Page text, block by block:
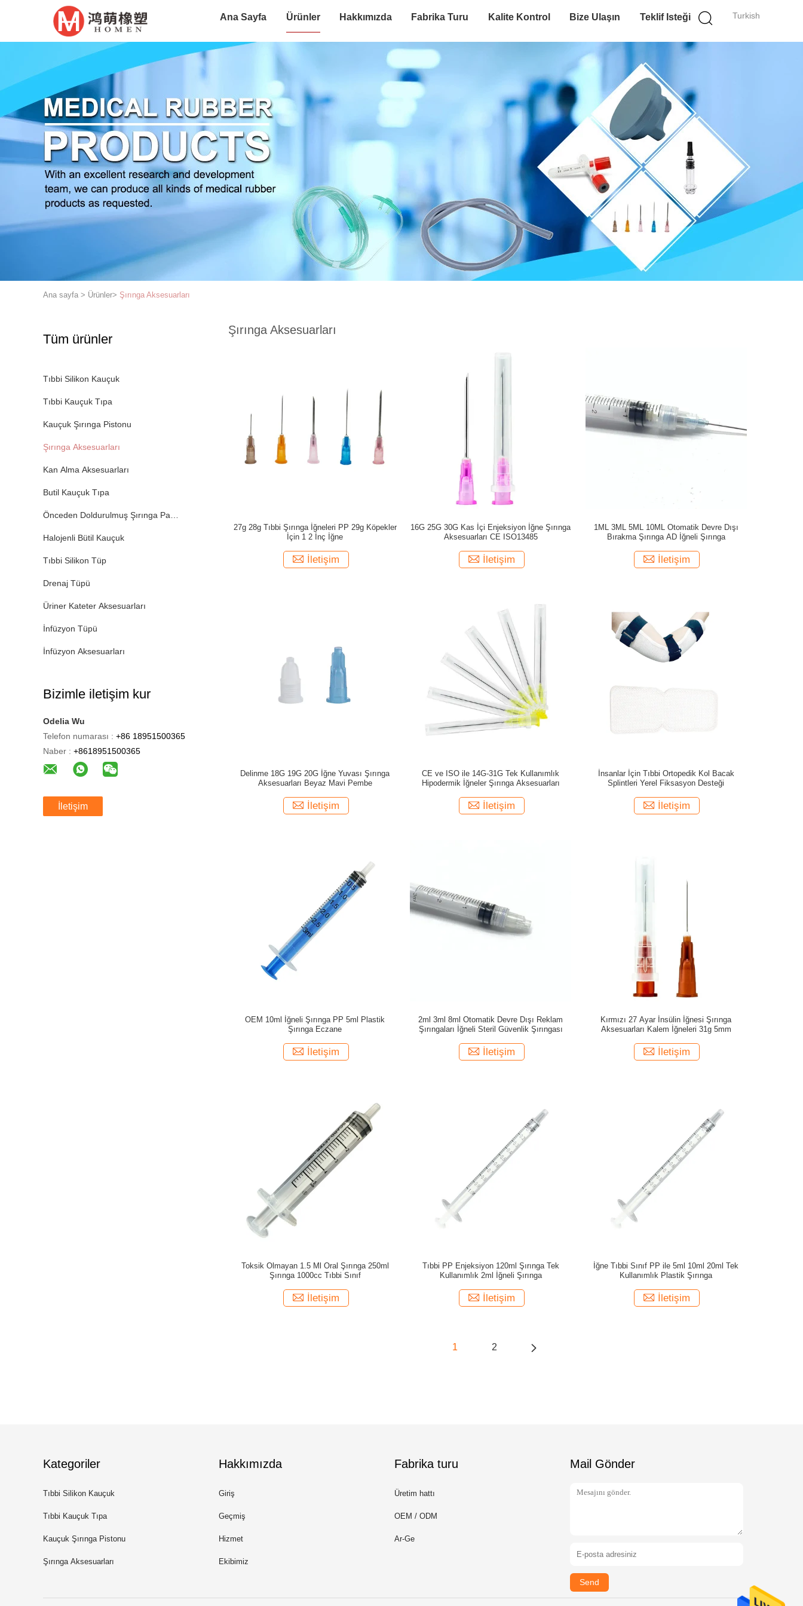
Turkish
Ana Sayfa Ürünler Hakkımızda Fabrika Turu Kalite Kontrol Bize Ulaşın Teklif Isteği
Ana sayfa > Ürünler> Şırınga Aksesuarları
Tüm ürünler
Tıbbi Silikon Kauçuk
Tıbbi Kauçuk Tıpa
Kauçuk Şırınga Pistonu
Şırınga Aksesuarları
Kan Alma Aksesuarları
Butil Kauçuk Tıpa
Önceden Doldurulmuş Şırınga Parçaları
Halojenli Bütil Kauçuk
Tıbbi Silikon Tüp
Drenaj Tüpü
Üriner Kateter Aksesuarları
İnfüzyon Tüpü
İnfüzyon Aksesuarları
Bizimle iletişim kur
Odelia Wu
Telefon numarası : +86 18951500365
Naber : +8618951500365
İletişim
Şırınga Aksesuarları
27g 28g Tıbbi Şırınga İğneleri PP 29g Köpekler
İçin 1 2 İnç İğne
İletişim
16G 25G 30G Kas İçi Enjeksiyon İğne Şırınga
Aksesuarları CE ISO13485
İletişim
1ML 3ML 5ML 10ML Otomatik Devre Dışı
Bırakma Şırınga AD İğneli Şırınga
İletişim
Delinme 18G 19G 20G İğne Yuvası Şırınga
Aksesuarları Beyaz Mavi Pembe
İletişim
CE ve ISO ile 14G-31G Tek Kullanımlık
Hipodermik İğneler Şırınga Aksesuarları
İletişim
İnsanlar İçin Tıbbi Ortopedik Kol Bacak
Splintleri Yerel Fiksasyon Desteği
İletişim
OEM 10ml İğneli Şırınga PP 5ml Plastik
Şırınga Eczane
İletişim
2ml 3ml 8ml Otomatik Devre Dışı Reklam
Şırıngaları İğneli Steril Güvenlik Şırıngası
İletişim
Kırmızı 27 Ayar İnsülin İğnesi Şırınga
Aksesuarları Kalem İğneleri 31g 5mm
İletişim
Toksik Olmayan 1.5 Ml Oral Şırınga 250ml
Şırınga 1000cc Tıbbi Sınıf
İletişim
Tıbbi PP Enjeksiyon 120ml Şırınga Tek
Kullanımlık 2ml İğneli Şırınga
İletişim
İğne Tıbbi Sınıf PP ile 5ml 10ml 20ml Tek
Kullanımlık Plastik Şırınga
İletişim
1 2
Kategoriler
Tıbbi Silikon Kauçuk
Tıbbi Kauçuk Tıpa
Kauçuk Şırınga Pistonu
Şırınga Aksesuarları
Hakkımızda
Giriş
Geçmiş
Hizmet
Ekibimiz
Fabrika turu
Üretim hattı
OEM / ODM
Ar-Ge
Mail Gönder
Send